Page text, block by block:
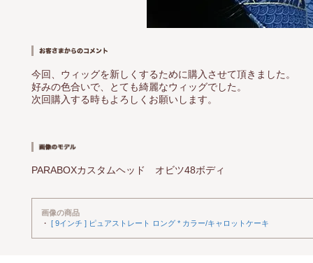
今回、ウィッグを新しくするために購入させて頂きました。
好みの色合いで、とても綺麗なウィッグでした。
次回購入する時もよろしくお願いします。
PARABOXカスタムヘッド オビツ48ボディ
画像の商品
・
[ 9インチ ] ピュアストレート ロング * カラー/キャロットケーキ